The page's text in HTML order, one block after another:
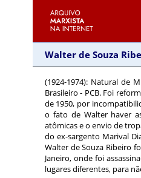
Walter de Souza
(1924-1974): Natural de
Brasileiro - PCB. Foi
de 1950, por
o fato de Walter haver
atômicas e o envio de
do ex-sargento Marival
Walter de Souza Ribeiro
Janeiro, onde foi
lugares diferentes, para